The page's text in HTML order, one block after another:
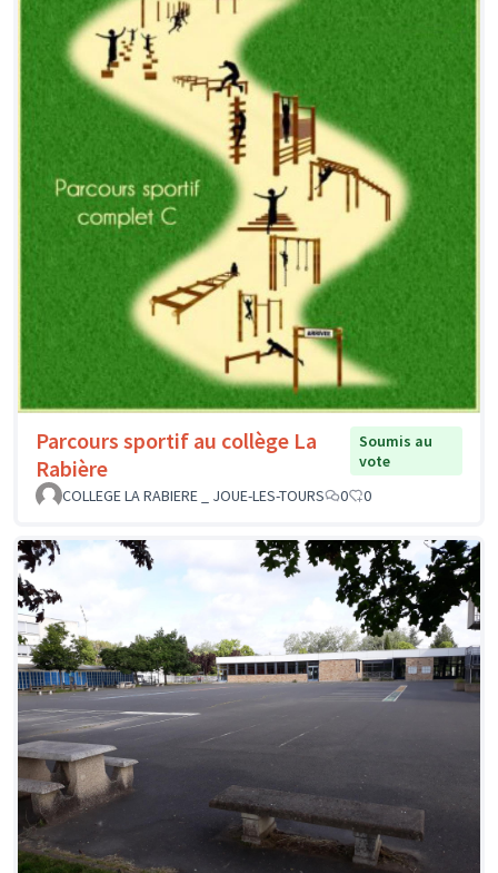
Parcours sportif au collège La
Rabière
Soumis au
vote
COLLEGE LA RABIERE _ JOUE-LES-TOURS
0 0